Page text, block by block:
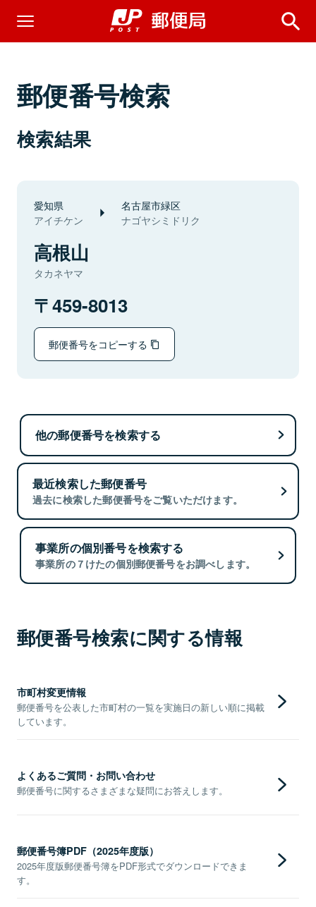
郵便番号検索
検索結果
愛知県
アイチケン
名古屋市緑区
ナゴヤシミドリク
高根山
タカネヤマ
459-8013
郵便番号をコピーする
他の郵便番号を検索する
最近検索した郵便番号
過去に検索した郵便番号をご覧いただけます。
事業所の個別番号を検索する
事業所の７けたの個別郵便番号をお調べします。
郵便番号検索に関する情報
市町村変更情報
郵便番号を公表した市町村の一覧を実施日の新しい順に掲載
しています。
よくあるご質問・お問い合わせ
郵便番号に関するさまざまな疑問にお答えします。
郵便番号簿PDF（2025年度版）
2025年度版郵便番号簿をPDF形式でダウンロードできま
す。